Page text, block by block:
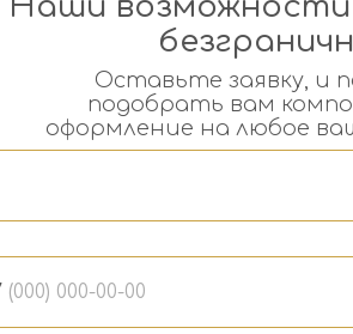
Оставьте заявку, и
подобрать вам
оформление на любое